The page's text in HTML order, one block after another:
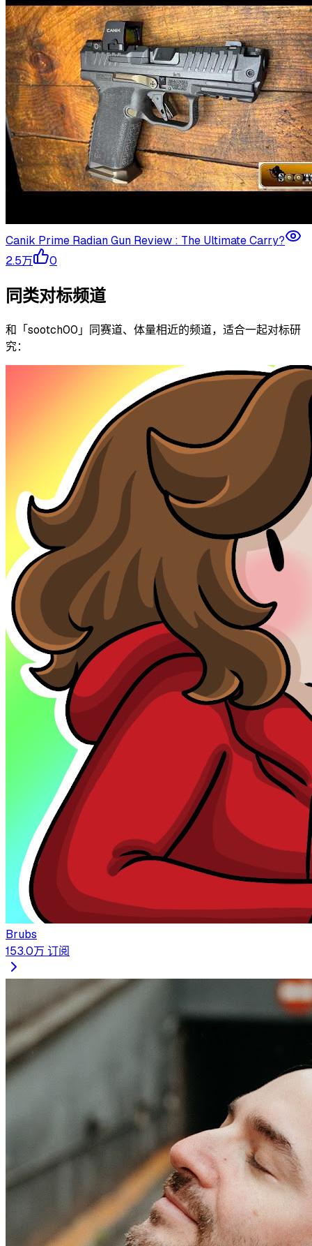
Canik Prime Radian Gun Review : The Ultimate Carry?
2.5万
0
同类对标频道
和「sootch00 」同赛道、体量相近的频道，适合一起对标研
究：
Brubs
153.0万 订阅